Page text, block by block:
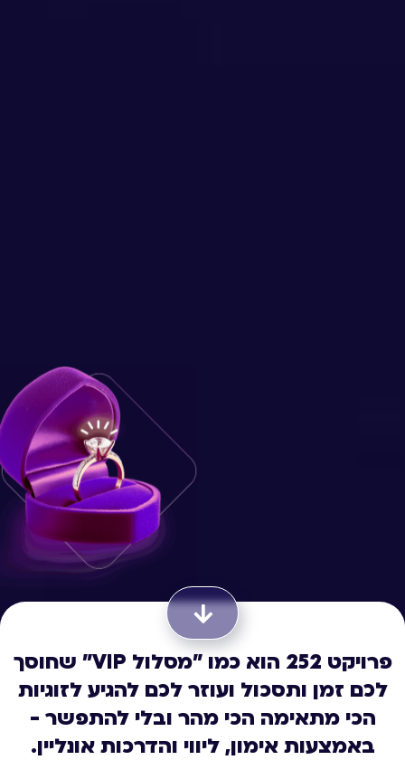
פרויקט 252 הוא כמו "מסלול VIP" שחוסך
לכם זמן ותסכול ועוזר לכם להגיע לזוגיות
הכי מתאימה הכי מהר ובלי להתפשר -
באמצעות אימון, ליווי והדרכות אונליין.